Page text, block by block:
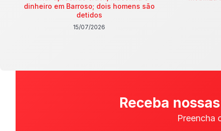
dinheiro em Barroso; dois homens são
detidos
15/07/2026
Receba
Preencha